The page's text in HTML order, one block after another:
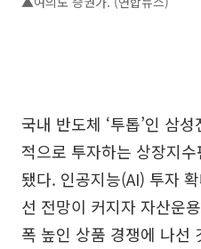
국내 반도체 ‘투톱’인 삼
적으로 투자하는 상장지
됐다. 인공지능(AI) 투자
선 전망이 커지자 자산운
폭 높인 상품 경쟁에 나선